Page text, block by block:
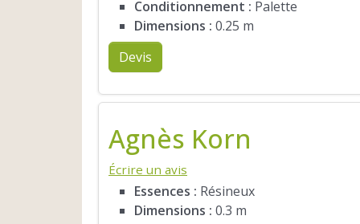
Conditionnement : Palette
Dimensions : 0.25 m
Devis
Agnès Korn
Écrire un avis
Essences : Résineux
Dimensions : 0.3 m